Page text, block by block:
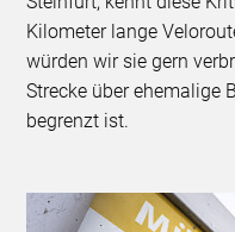
Kilometer lange
würden wir sie gern
Strecke über ehemalige
begrenzt ist.